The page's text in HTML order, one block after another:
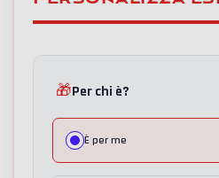
🎁Per chi è?
È per me